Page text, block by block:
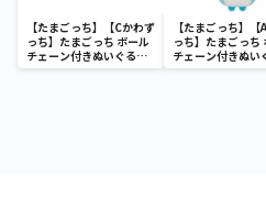
【たまごっち】【Cかわず
っち】たまごっち ボール
チェーン付きぬいぐるみ
～Tamagotchi
【たまごっち】【
っち】たまごっち
チェーン付きぬい
～Tamagotchi